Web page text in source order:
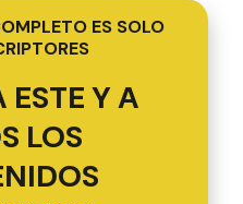
ES SOLO
ESTE Y A
LOS